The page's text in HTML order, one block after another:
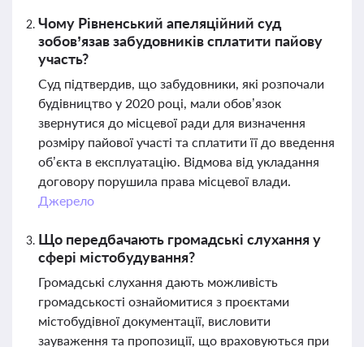
Чому Рівненський апеляційний суд
зобов’язав забудовників сплатити пайову
участь?
Суд підтвердив, що забудовники, які розпочали
будівництво у 2020 році, мали обов’язок
звернутися до місцевої ради для визначення
розміру пайової участі та сплатити її до введення
об’єкта в експлуатацію. Відмова від укладання
договору порушила права місцевої влади.
Джерело
Що передбачають громадські слухання у
сфері містобудування?
Громадські слухання дають можливість
громадськості ознайомитися з проєктами
містобудівної документації, висловити
зауваження та пропозиції, що враховуються при